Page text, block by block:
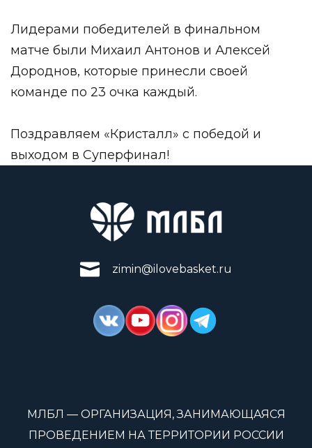
Лидерами победителей в финальном
матче были Михаил Антонов и Алексей
Дороднов, которые принесли своей
команде по 23 очка каждый.
Поздравляем «Кристалл» с победой и
выходом в Суперфинал!
zimin@ilovebasket.ru
МЛБЛ — ОРГАНИЗАЦИЯ, ЗАНИМАЮЩАЯСЯ
ПРОВЕДЕНИЕМ НА ТЕРРИТОРИИ РОССИИ